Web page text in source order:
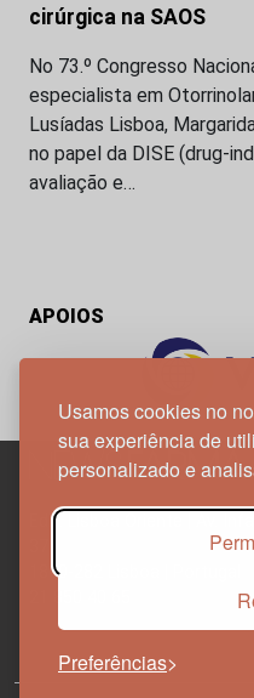
Usamos cookies no
sua experiência de
personalizado e
Preferências
cirúrgica na SAOS
No 73.º Congresso
especialista em
Lusíadas Lisboa,
no papel da DISE (drug-
avaliação e…
APOIOS
Edif. Lisboa Oriente | Av.
1800-282 Lisboa | Portugal